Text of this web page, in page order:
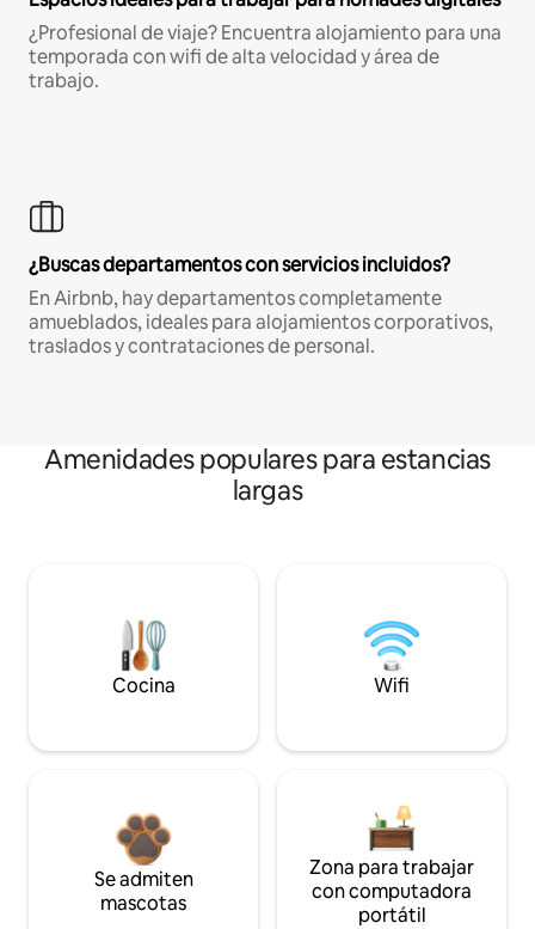
¿Profesional de viaje? Encuentra alojamiento para una
temporada con wifi de alta velocidad y área de
trabajo.
¿Buscas departamentos con servicios incluidos?
En Airbnb, hay departamentos completamente
amueblados, ideales para alojamientos corporativos,
traslados y contrataciones de personal.
Amenidades populares para estancias
largas
Cocina Wifi
Se admiten
mascotas
Zona para trabajar
con computadora
portátil